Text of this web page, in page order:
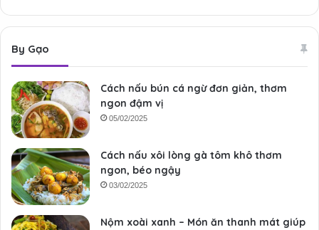
By Gạo
Cách nấu bún cá ngừ đơn giản, thơm
ngon đậm vị
05/02/2025
Cách nấu xôi lòng gà tôm khô thơm
ngon, béo ngậy
03/02/2025
Nộm xoài xanh – Món ăn thanh mát giúp